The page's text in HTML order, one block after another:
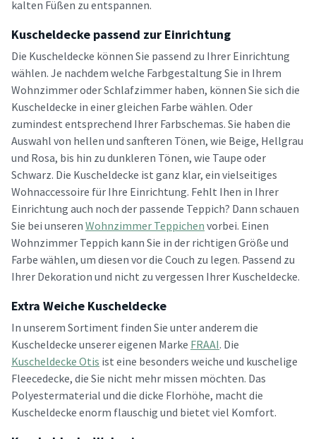
kalten Füßen zu entspannen.
Kuscheldecke passend zur Einrichtung
Die Kuscheldecke können Sie passend zu Ihrer Einrichtung
wählen. Je nachdem welche Farbgestaltung Sie in Ihrem
Wohnzimmer oder Schlafzimmer haben, können Sie sich die
Kuscheldecke in einer gleichen Farbe wählen. Oder
zumindest entsprechend Ihrer Farbschemas. Sie haben die
Auswahl von hellen und sanfteren Tönen, wie Beige, Hellgrau
und Rosa, bis hin zu dunkleren Tönen, wie Taupe oder
Schwarz. Die Kuscheldecke ist ganz klar, ein vielseitiges
Wohnaccessoire für Ihre Einrichtung. Fehlt Ihen in Ihrer
Einrichtung auch noch der passende Teppich? Dann schauen
Sie bei unseren Wohnzimmer Teppichen vorbei. Einen
Wohnzimmer Teppich kann Sie in der richtigen Größe und
Farbe wählen, um diesen vor die Couch zu legen. Passend zu
Ihrer Dekoration und nicht zu vergessen Ihrer Kuscheldecke.
Extra Weiche Kuscheldecke
In unserem Sortiment finden Sie unter anderem die
Kuscheldecke unserer eigenen Marke FRAAI. Die
Kuscheldecke Otis ist eine besonders weiche und kuschelige
Fleecedecke, die Sie nicht mehr missen möchten. Das
Polyestermaterial und die dicke Florhöhe, macht die
Kuscheldecke enorm flauschig und bietet viel Komfort.